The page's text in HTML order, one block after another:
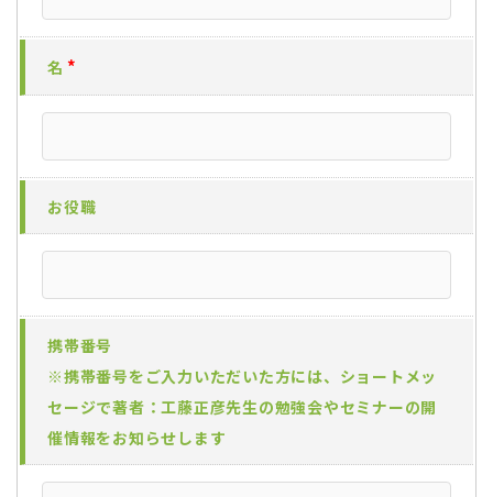
名
お役職
携帯番号
※携帯番号をご入力いただいた方には、ショートメッ
セージで著者：工藤正彦先生の勉強会やセミナーの開
催情報をお知らせします